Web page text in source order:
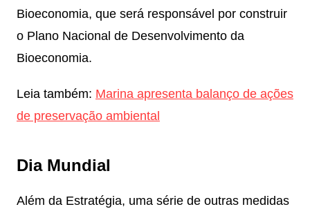
Bioeconomia, que será responsável por construir
o Plano Nacional de Desenvolvimento da
Bioeconomia.
Leia também: Marina apresenta balanço de ações
de preservação ambiental
Dia Mundial
Além da Estratégia, uma série de outras medidas